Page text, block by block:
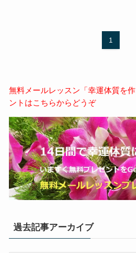
1
無料メールレッスン「幸運体質を
ントはこちらからどうぞ
過去記事アーカイブ